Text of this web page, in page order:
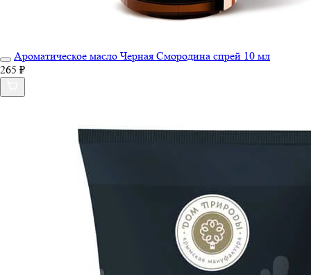
Ароматическое масло Черная Смородина спрей 10 мл
265 ₽